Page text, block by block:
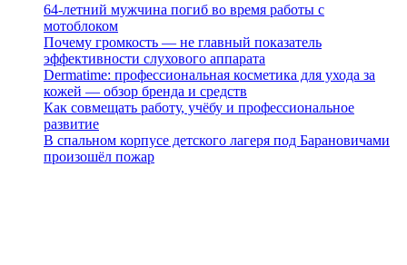
64-летний мужчина погиб во время работы с
мотоблоком
Почему громкость — не главный показатель
эффективности слухового аппарата
Dermatime: профессиональная косметика для ухода за
кожей — обзор бренда и средств
Как совмещать работу, учёбу и профессиональное
развитие
В спальном корпусе детского лагеря под Барановичами
произошёл пожар